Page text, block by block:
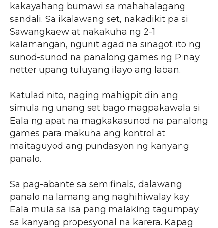
kakayahang bumawi sa mahahalagang
sandali. Sa ikalawang set, nakadikit pa si
Sawangkaew at nakakuha ng 2-1
kalamangan, ngunit agad na sinagot ito ng
sunod-sunod na panalong games ng Pinay
netter upang tuluyang ilayo ang laban.
Katulad nito, naging mahigpit din ang
simula ng unang set bago magpakawala si
Eala ng apat na magkakasunod na panalong
games para makuha ang kontrol at
maitaguyod ang pundasyon ng kanyang
panalo.
Sa pag-abante sa semifinals, dalawang
panalo na lamang ang naghihiwalay kay
Eala mula sa isa pang malaking tagumpay
sa kanyang propesyonal na karera. Kapag